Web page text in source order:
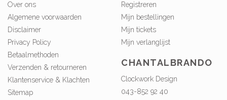
Over ons
Algemene voorwaarden
Disclaimer
Privacy Policy
Betaalmethoden
Verzenden & retourneren
Klantenservice & Klachten
Sitemap
Registreren
Mijn bestellingen
Mijn tickets
Mijn verlanglijst
CHANTALBRANDO
Clockwork Design
043-852 92 40